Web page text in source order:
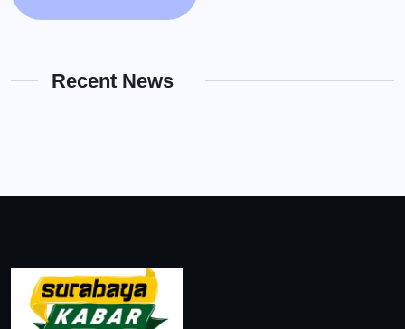
Recent News